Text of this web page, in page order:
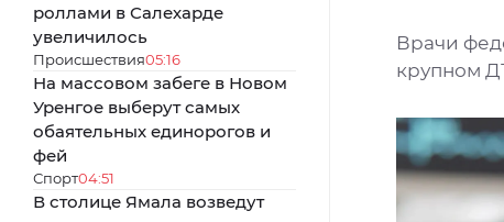
роллами в Салехарде
увеличилось
Происшествия05:16
На массовом забеге в Новом
Уренгое выберут самых
обаятельных единорогов и
фей
Спорт04:51
В столице Ямала возведут
Врачи
крупном